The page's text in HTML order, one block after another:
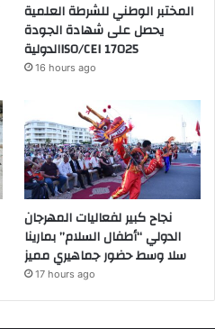
المختبر الوطني للشرطة العلمية
يحصل على شهادة الجودة
الدوليةISO/CEI 17025
16 hours ago
نجاح كبير لفعاليات المهرجان
الدولي “أطفال السلام” بمارينا
سلا وسط حضور جماهيري مميز
17 hours ago